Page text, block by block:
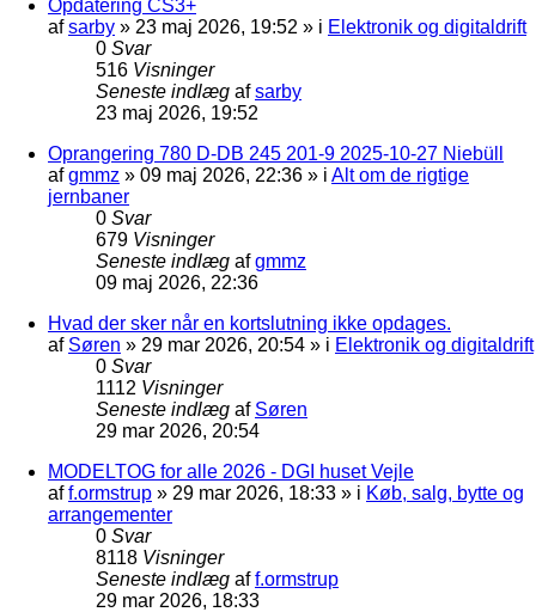
Opdatering CS3+
afsarby » 23 maj 2026, 19:52 » i Elektronik og digitaldrift
0 Svar
516 Visninger
Seneste indlæg afsarby
23 maj 2026, 19:52
Oprangering 780 D-DB 245 201-9 2025-10-27 Niebüll
afgmmz » 09 maj 2026, 22:36 » i Alt om de rigtige
jernbaner
0 Svar
679 Visninger
Seneste indlæg afgmmz
09 maj 2026, 22:36
Hvad der sker når en kortslutning ikke opdages.
af Søren » 29 mar 2026, 20:54 » i Elektronik og digitaldrift
0 Svar
1112 Visninger
Seneste indlæg af Søren
29 mar 2026, 20:54
MODELTOG for alle 2026 - DGI huset Vejle
aff.ormstrup » 29 mar 2026, 18:33 » i Køb, salg, bytte og
arrangementer
0 Svar
8118 Visninger
Seneste indlæg aff.ormstrup
29 mar 2026, 18:33